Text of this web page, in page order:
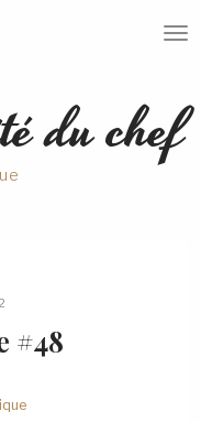
T
E
N
du chef
#48